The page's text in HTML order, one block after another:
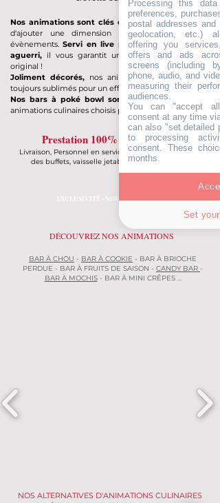
Prestation 100% clé en main !
Livraison, Personnel en service, mobilier, décoration
des buffets, vaisselle jetable éco-responsable
EXCLUSIVITÉ - NOS BARS SUCRÉS
DÉCOUVREZ NOS ANIMATIONS
BAR À CHOU - BAR À COOKIE - BAR À BRIOCHE
PERDUE - BAR À FRUITS DE SAISON - CANDY BAR -
BAR À MOCHIS- BAR À MINI CRÊPES ...
NOS ALTERNATIVES D'ANIMATIONS CULINAIRES
Nos animations sont clés en main et permettent
d'ajouter une dimension supplémentaire à vos
évènements.Servi en live par un maître d'hotel
aguerri, il vous garantit un moment convivial et
original !
Joliment décorés, nos animations culinaires sont
toujours sublimés pour un effet waouh garanti.
Nos bars à poké bowl sont parmi le TOP 1
animations culinaires choisis par nos clients !
Processing this
preferences,
postal addresses
geolocation, etc.)
offering you
offers and ads
screens (including
phone, audio, and
measuring their
audiences.
You can "accept
consent at any time
can also "set detailed
to processing
consent. These
months.
Set